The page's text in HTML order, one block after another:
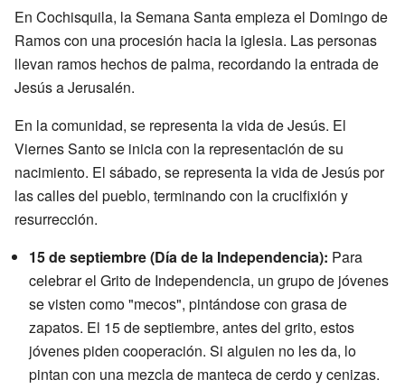
En Cochisquila, la Semana Santa empieza el Domingo de
Ramos con una procesión hacia la iglesia. Las personas
llevan ramos hechos de palma, recordando la entrada de
Jesús a Jerusalén.
En la comunidad, se representa la vida de Jesús. El
Viernes Santo se inicia con la representación de su
nacimiento. El sábado, se representa la vida de Jesús por
las calles del pueblo, terminando con la crucifixión y
resurrección.
15 de septiembre (Día de la Independencia): Para
celebrar el Grito de Independencia, un grupo de jóvenes
se visten como "mecos", pintándose con grasa de
zapatos. El 15 de septiembre, antes del grito, estos
jóvenes piden cooperación. Si alguien no les da, lo
pintan con una mezcla de manteca de cerdo y cenizas.